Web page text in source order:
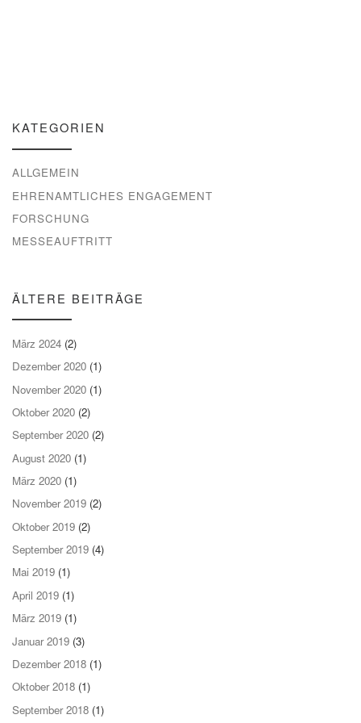
KATEGORIEN
ALLGEMEIN
EHRENAMTLICHES ENGAGEMENT
FORSCHUNG
MESSEAUFTRITT
ÄLTERE BEITRÄGE
März 2024 (2)
Dezember 2020 (1)
November 2020 (1)
Oktober 2020 (2)
September 2020 (2)
August 2020 (1)
März 2020 (1)
November 2019 (2)
Oktober 2019 (2)
September 2019 (4)
Mai 2019 (1)
April 2019 (1)
März 2019 (1)
Januar 2019 (3)
Dezember 2018 (1)
Oktober 2018 (1)
September 2018 (1)